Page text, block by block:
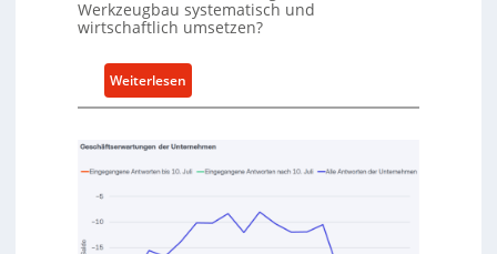
A
k
a
u
I
Werkzeugbau systematisch und
wirtschaftlich umsetzen?
Weiterlesen
M
t
h
e